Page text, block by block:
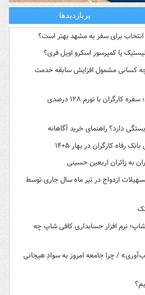
پربازدیدها
انتخاب برای سفر به مشهد بهتر است؟
یا کمپرسور اسکرو اویل فری؟
چه کسانی مشمول افزایش سابقه خدمت
فریبِ «کاهش شتاب تورم» را نخورید؛ سفره کارگران با تورم ۱۲۸ درصدی
دارد؟ راهنمای خرید آگاهانه
به زائران اربعین حسینی
میلیارد ریال تسهیلات ازدواج در تیر ماه سال جاری توسط
نرم افزار حسابداری کافی شاپ چه
/ چرا جامعه امروز به سوادِ هیجانی